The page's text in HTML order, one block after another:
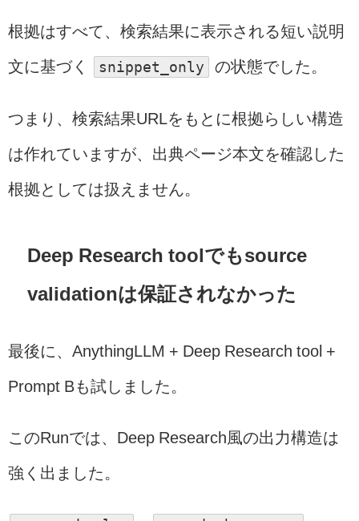
根拠はすべて、検索結果に表示される短い説明
文に基づく snippet_only の状態でした。
つまり、検索結果URLをもとに根拠らしい構造
は作れていますが、出典ページ本文を確認した
根拠としては扱えません。
Deep Research toolでもsource
validationは保証されなかった
最後に、AnythingLLM + Deep Research tool +
Prompt Bも試しました。
このRunでは、Deep Research風の出力構造は
強く出ました。